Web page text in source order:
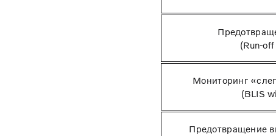
(Run-
Мониторинг
(BLIS
Предотвращение